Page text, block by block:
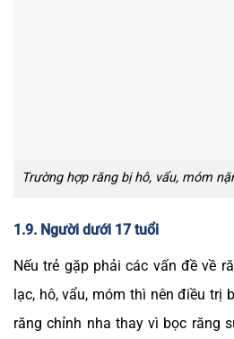
Trường hợp răng bị hô, vẩu, móm
1.9. Người dưới 17 tuổi
Nếu trẻ gặp phải các vấn đề về
lạc, hô, vẩu, móm thì nên điều trị
răng chỉnh nha thay vì bọc răng